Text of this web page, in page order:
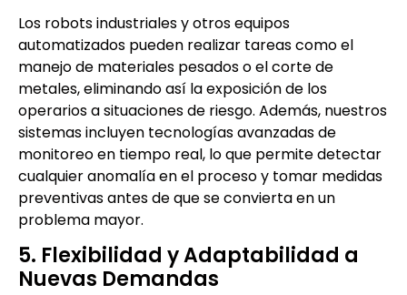
Los robots industriales y otros equipos
automatizados pueden realizar tareas como el
manejo de materiales pesados o el corte de
metales, eliminando así la exposición de los
operarios a situaciones de riesgo. Además, nuestros
sistemas incluyen tecnologías avanzadas de
monitoreo en tiempo real, lo que permite detectar
cualquier anomalía en el proceso y tomar medidas
preventivas antes de que se convierta en un
problema mayor.
5. Flexibilidad y Adaptabilidad a
Nuevas Demandas